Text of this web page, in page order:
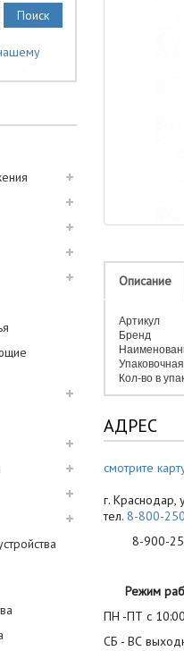
Описание
Артикул
Бренд
Кол-во в
АДРЕС
смотрите
г. Краснодар,
тел. 8-800-
8-900-
Режим
ПН -ПТ с
СБ - ВС